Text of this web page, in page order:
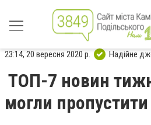
23:14, 20 вересня 2020 р. Надійне
ТОП-7 новин
могли пропустити